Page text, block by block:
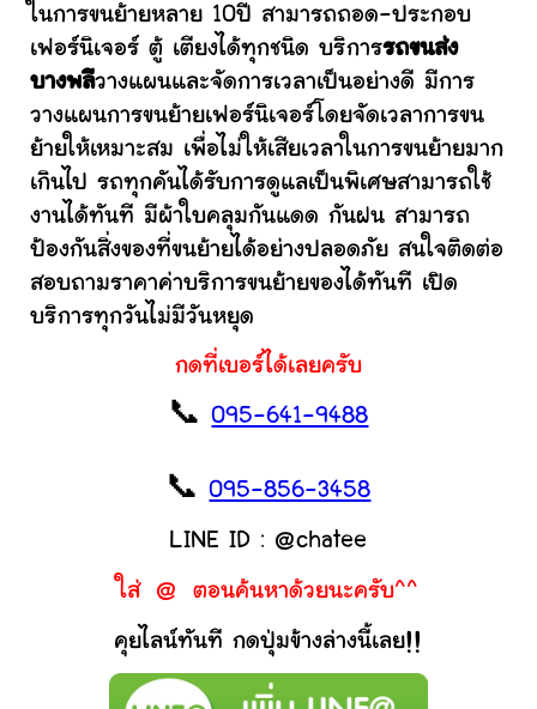
ในการขนย้ายหลาย 10ปี สามารถถอด-ประกอบ
เฟอร์นิเจอร์ ตู้ เตียงได้ทุกชนิด บริการรถขนส่ง
บางพลีวางแผนและจัดการเวลาเป็นอย่างดี มีการ
วางแผนการขนย้ายเฟอร์นิเจอร์โดยจัดเวลาการขน
ย้ายให้เหมาะสม เพื่อไม่ให้เสียเวลาในการขนย้ายมาก
เกินไป รถทุกคันได้รับการดูแลเป็นพิเศษสามารถใช้
งานได้ทันที มีผ้าใบคลุมกันแดด กันฝน สามารถ
ป้องกันสิ่งของที่ขนย้ายได้อย่างปลอดภัย สนใจติดต่อ
สอบถามราคาค่าบริการขนย้ายของได้ทันที เปิด
บริการทุกวันไม่มีวันหยุด
กดที่เบอร์ได้เลยครับ
📞095-641-9488
📞095-856-3458
LINE ID : @chatee
ใส่ @ ตอนค้นหาด้วยนะครับ^^
คุยไลน์ทันที กดปุ่มข้างล่างนี้เลย!!